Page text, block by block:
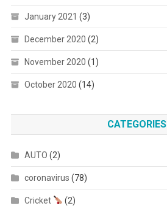
January 2021 (3)
December 2020 (2)
November 2020 (1)
October 2020 (14)
CATEGORIES
AUTO (2)
coronavirus (78)
Cricket (2)